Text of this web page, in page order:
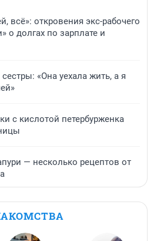
всё»: откровения экс-рабочего
о долгах по зарплате и
«Она уехала жить, а я
с кислотой петербурженка
— несколько рецептов от